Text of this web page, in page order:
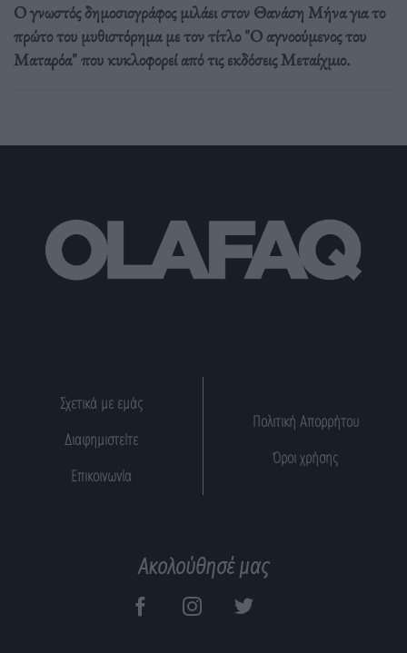
Ο γνωστός δημοσιογράφος μιλάει στον Θανάση Μήνα για το
πρώτο του μυθιστόρημα με τον τίτλο "Ο αγνοούμενος του
Ματαρόα" που κυκλοφορεί από τις εκδόσεις Μεταίχμιο.
Σχετικά με εμάς
Διαφημιστείτε
Επικοινωνία
Πολιτική Απορρήτου
Όροι χρήσης
Ακολούθησέ μας